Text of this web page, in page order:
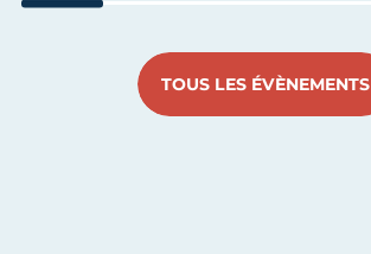
TOUS LES ÉVÈNEMENTS